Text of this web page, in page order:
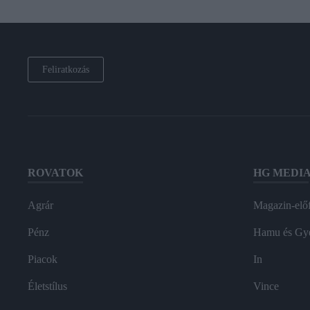
Feliratkozás
ROVATOK
Agrár
Pénz
Piacok
Életstílus
HG MEDIA
Magazin-
Hamu és
In
Vince